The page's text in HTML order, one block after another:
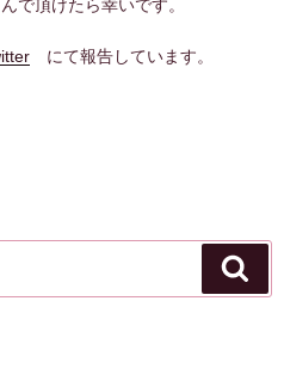
で頂けたら幸いです。
にて報告しています。
索